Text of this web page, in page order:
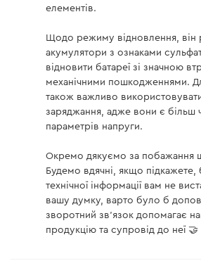
ШАГ 1: ДИАГНОСТИКА.
устройству и проверка ее
ШАГ 2: МЕДЛЕННАЯ
малого тока с очень
для батареи и проверка
типа напряжения батареи.
импульсного тока для
сульфата, если
низкое.
ШАГ 4: МЯГКИЙ СТАРТ.
постепенным увеличением
елементів.
Щодо режиму відновлення, він
акумулятори з ознаками
відновити батареї зі значною
механічними пошкодженнями.
також важливо
заряджання, адже вони є більш
параметрів напруги.
Окремо дякуємо за побажання
Будемо вдячні, якщо підкажете,
технічної інформації вам не
вашу думку, варто було б
зворотний зв'язок допомагає
продукцію та супровід до неї 🤝